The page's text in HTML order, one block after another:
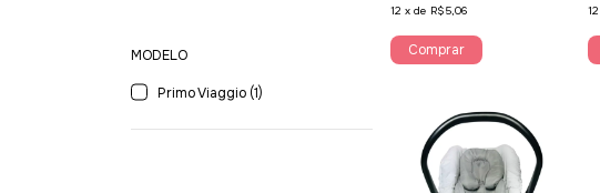
MODELO
Primo Viaggio (1)
12 xde R$5,06 12